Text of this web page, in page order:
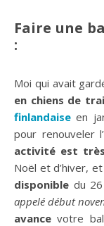
Faire une
:
Moi qui avait
en chiens de
finlandaise en
pour renouveler
activité est
Noël et d’hiver,
disponible du
appelé début
avance votre